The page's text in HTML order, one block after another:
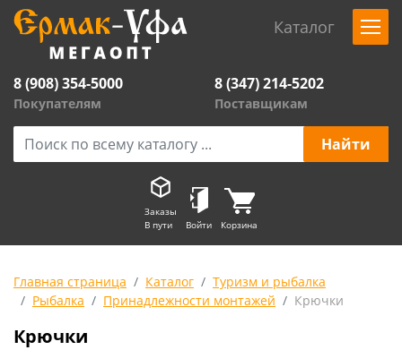
Каталог
8 (908) 354-5000
Покупателям
8 (347) 214-5202
Поставщикам
Заказы
В пути
Войти Корзина
Главная страница Каталог
Туризм и рыбалка
Рыбалка
Принадлежности монтажей Крючки
Крючки